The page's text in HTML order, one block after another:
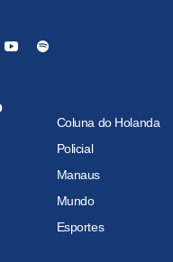
Coluna do Holanda
Policial
Manaus
Mundo
Esportes